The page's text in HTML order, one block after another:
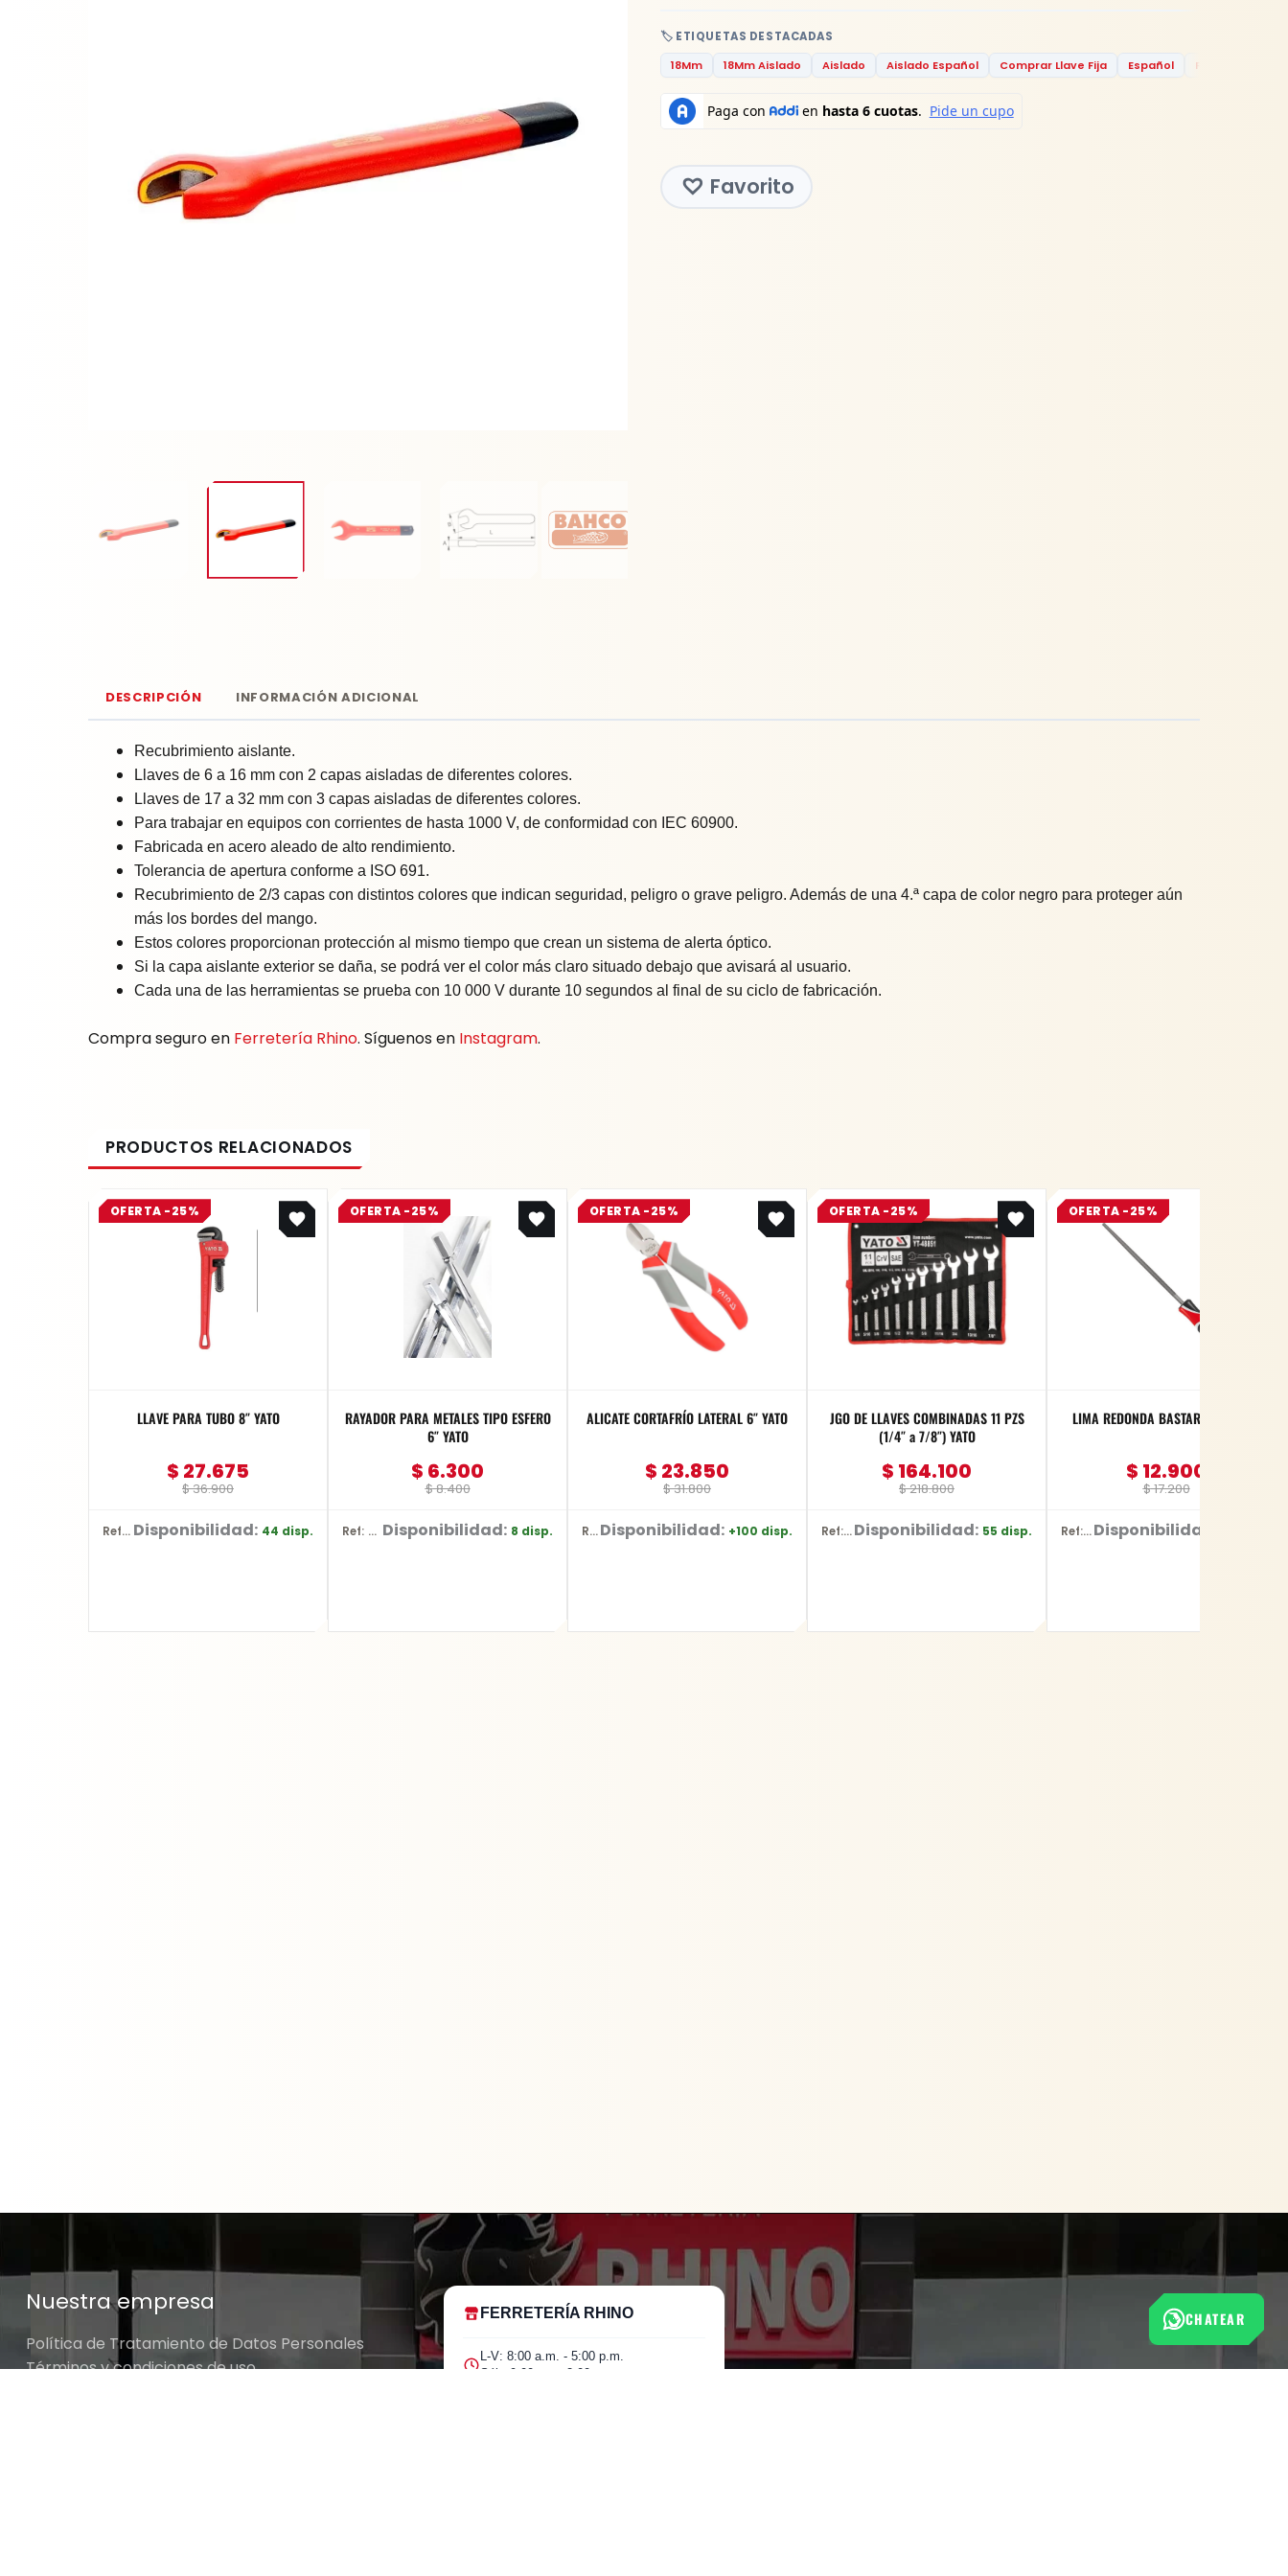
🏷️ ETIQUETAS DESTACADAS
18Mm
18Mm Aislado Aislado Aislado Español Comprar Llave Fija Español Ferretería
Favorito
DESCRIPCIÓN INFORMACIÓN ADICIONAL
Recubrimiento aislante.
Llaves de 6 a 16 mm con 2 capas aisladas de diferentes colores.
Llaves de 17 a 32 mm con 3 capas aisladas de diferentes colores.
Para trabajar en equipos con corrientes de hasta 1000 V, de conformidad con IEC 60900.
Fabricada en acero aleado de alto rendimiento.
Tolerancia de apertura conforme a ISO 691.
Recubrimiento de 2/3 capas con distintos colores que indican seguridad, peligro o grave peligro. Además de una 4.ª capa de color negro para proteger aún
más los bordes del mango.
Estos colores proporcionan protección al mismo tiempo que crean un sistema de alerta óptico.
Si la capa aislante exterior se daña, se podrá ver el color más claro situado debajo que avisará al usuario.
Cada una de las herramientas se prueba con 10 000 V durante 10 segundos al final de su ciclo de fabricación.
Compra seguro en Ferretería Rhino. Síguenos en Instagram.
OFERTA -25%
LLAVE PARA TUBO 8″ YATO
$36.900
Original
price
was:
$ 36.900.
$ 27.675
Current
price
is:
$ 27.675.
Ref: YT-2487 Disponibilidad: 44 disp.
OFERTA -25%
RAYADOR PARA METALES TIPO ESFERO
6″ YATO
$8.400
Original
price
was:
$ 8.400.
$ 6.300
Current
price
is:
$ 6.300.
Ref: YT-3740 Disponibilidad: 8 disp.
OFERTA -25%
ALICATE CORTAFRÍO LATERAL 6″ YATO
$31.800
Original
price
$ 31.800.
$ 23.850
Current
price
$ 23.850.
Ref: YT-2036Disponibilidad: +100 disp.
OFERTA -25%
JGO DE LLAVES COMBINADAS 11 PZS
(1/4″ a 7/8″) YATO
$218.800
Original
price
was:
$ 218.800.
$ 164.100
Current
price
is:
$ 164.100.
Ref: YT-48851Disponibilidad: 55 disp.
OFERTA -25%
$17.200
Original
price
$ 12.900
Current
price
Ref: YT-62269Disponibilidad:
Nuestra empresa
Política de Tratamiento de Datos Personales
Términos y condiciones de uso
FERRETERÍA RHINO
L-V: 8:00 a.m. - 5:00 p.m.
Sáb: 9:00 am - 2:00 pm
CHATEAR